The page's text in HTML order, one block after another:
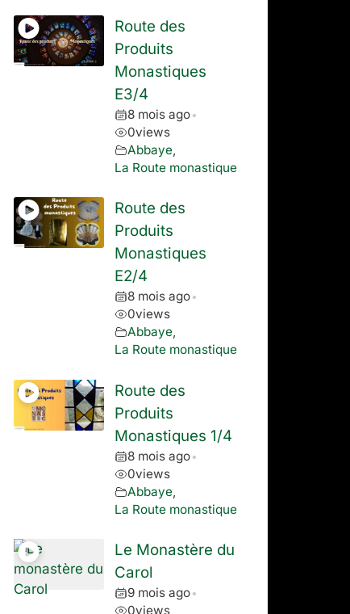
Route des
Produits
Monastiques
E3/4
8 mois ago •
0views
Abbaye,
La Route monastique
Route des
Produits
Monastiques
E2/4
8 mois ago •
0views
Abbaye,
La Route monastique
Route des
Produits
Monastiques 1/4
8 mois ago •
0views
Abbaye,
La Route monastique
Le Monastère du
Carol
9 mois ago •
0views